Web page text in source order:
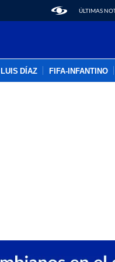
ÚLTIMAS
LUIS DÍAZ FIFA-INFANTINO